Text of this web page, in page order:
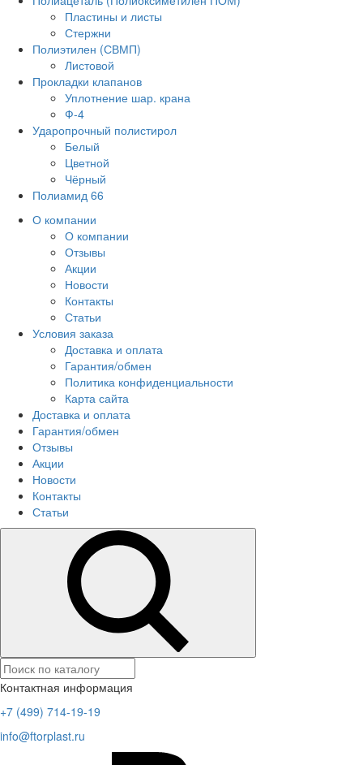
Пластины и листы
Стержни
Полиэтилен (СВМП)
Листовой
Прокладки клапанов
Уплотнение шар. крана
Ф-4
Ударопрочный полистирол
Белый
Цветной
Чёрный
Полиамид 66
О компании
О компании
Отзывы
Акции
Новости
Контакты
Статьи
Условия заказа
Доставка и оплата
Гарантия/обмен
Политика конфиденциальности
Карта сайта
Доставка и оплата
Гарантия/обмен
Отзывы
Акции
Новости
Контакты
Статьи
Контактная информация
+7 (499) 714-19-19
info@ftorplast.ru